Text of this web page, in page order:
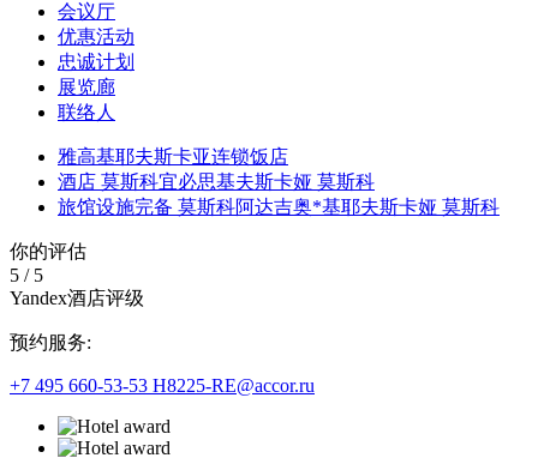
会议厅
优惠活动
忠诚计划
展览廊
联络人
雅高基耶夫斯卡亚连锁饭店
酒店 莫斯科宜必思基夫斯卡娅 莫斯科
旅馆设施完备 莫斯科阿达吉奥*基耶夫斯卡娅 莫斯科
你的评估
5 / 5
Yandex酒店评级
预约服务:
+7 495 660-53-53 H8225-RE@accor.ru